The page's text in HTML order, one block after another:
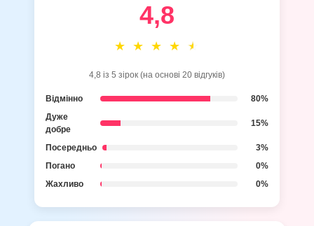
4,8
4,8 із 5 зірок (на основі 20 відгуків)
Відмінно
80%
Дуже
добре
15%
Посередньо
3%
Погано
0%
Жахливо
0%